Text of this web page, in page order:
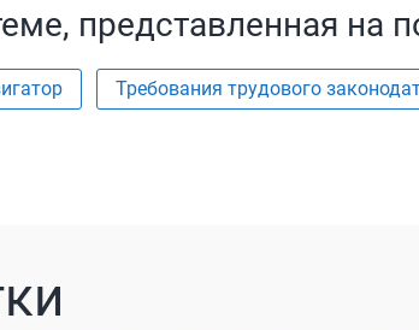
представленная на
Требования трудового